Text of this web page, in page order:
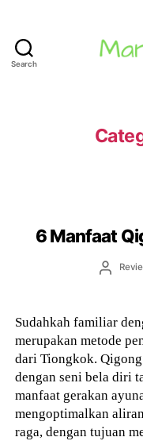
Search
6 Manfaat
Post
Sudahkah familiar
merupakan metode
dari Tiongkok.
dengan seni bela diri
manfaat gerakan
mengoptimalkan
raga, dengan tujuan